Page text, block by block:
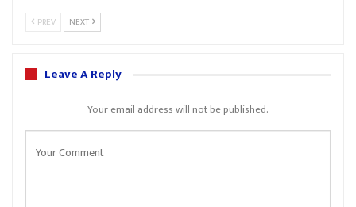
PREV NEXT
Leave A Reply
Your email address will not be published.